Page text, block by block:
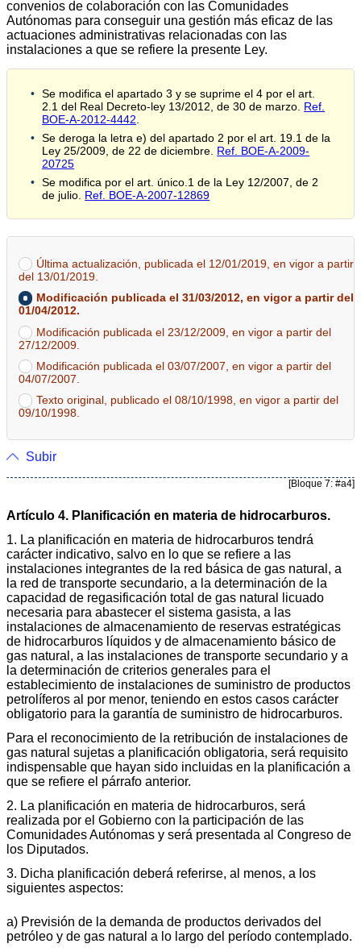
convenios de colaboración con las Comunidades
Autónomas para conseguir una gestión más eficaz de las
actuaciones administrativas relacionadas con las
instalaciones a que se refiere la presente Ley.
Se modifica el apartado 3 y se suprime el 4 por el art.
2.1 del Real Decreto-ley 13/2012, de 30 de marzo. Ref.
BOE-A-2012-4442
Se deroga la letra e) del apartado 2 por el art. 19.1 de la
Ley 25/2009, de 22 de diciembre. Ref. BOE-A-2009-
20725
Se modifica por el art. único.1 de la Ley 12/2007, de 2
de julio. Ref. BOE-A-2007-12869
Última actualización, publicada el 12/01/2019, en vigor a partir
del 13/01/2019.
Modificación publicada el 31/03/2012, en vigor a partir del
01/04/2012.
Modificación publicada el 23/12/2009, en vigor a partir del
27/12/2009.
Modificación publicada el 03/07/2007, en vigor a partir del
04/07/2007.
Texto original, publicado el 08/10/1998, en vigor a partir del
09/10/1998.
Subir
[Bloque 7: #a4]
Artículo 4. Planificación en materia de hidrocarburos.
1. La planificación en materia de hidrocarburos tendrá
carácter indicativo, salvo en lo que se refiere a las
instalaciones integrantes de la red básica de gas natural, a
la red de transporte secundario, a la determinación de la
capacidad de regasificación total de gas natural licuado
necesaria para abastecer el sistema gasista, a las
instalaciones de almacenamiento de reservas estratégicas
de hidrocarburos líquidos y de almacenamiento básico de
gas natural, a las instalaciones de transporte secundario y a
la determinación de criterios generales para el
establecimiento de instalaciones de suministro de productos
petrolíferos al por menor, teniendo en estos casos carácter
obligatorio para la garantía de suministro de hidrocarburos.
Para el reconocimiento de la retribución de instalaciones de
gas natural sujetas a planificación obligatoria, será requisito
indispensable que hayan sido incluidas en la planificación a
que se refiere el párrafo anterior.
2. La planificación en materia de hidrocarburos, será
realizada por el Gobierno con la participación de las
Comunidades Autónomas y será presentada al Congreso de
los Diputados.
3. Dicha planificación deberá referirse, al menos, a los
siguientes aspectos:
a) Previsión de la demanda de productos derivados del
petróleo y de gas natural a lo largo del período contemplado.